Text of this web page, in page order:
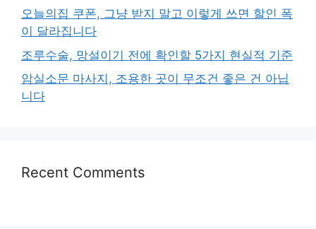
오늘의집 쿠폰, 그냥 받지 말고 이렇게 쓰면 할인 폭
이 달라집니다
조루수술, 망설이기 전에 확인할 5가지 현실적 기준
암실소문 마사지, 조용한 곳이 무조건 좋은 건 아닙
니다
Recent Comments